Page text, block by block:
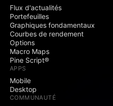
Badge exclusif à
côté de votre nom
Signature et sites
Web
Publier des
indicateurs sur
invitation seulement
Publier des scripts
protégés
Flux d'actualités
Portefeuilles
Graphiques fondamentaux
Courbes de rendement
Options
Macro Maps
Pine Script®
APPS
Mobile
Desktop
COMMUNAUTÉ